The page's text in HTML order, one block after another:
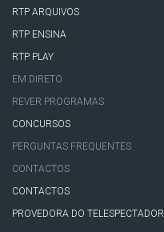
RTP ARQUIVOS
RTP ENSINA
RTP PLAY
EM DIRETO
REVER PROGRAMAS
CONCURSOS
PERGUNTAS FREQUENTES
CONTACTOS
CONTACTOS
PROVEDORA DO TELESPECTADOR